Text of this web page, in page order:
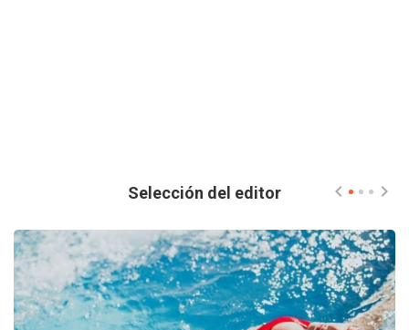
Selección del editor